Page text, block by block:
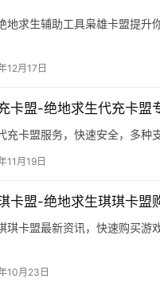
地求生辅助工具枭雄卡盟提升
12月17日
卡盟-绝地求生代充卡盟
充卡盟服务，快速安全，多种
11月19日
卡盟-绝地求生琪琪卡盟
琪卡盟最新资讯，快速购买游
10月23日